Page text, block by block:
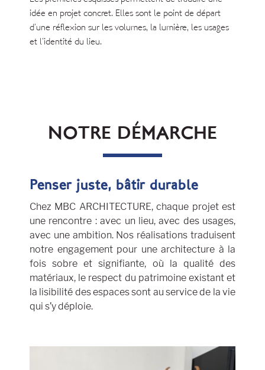
idée en projet concret. Elles sont le point de départ
d’une réflexion sur les volumes, la lumière, les usages
et l’identité du lieu.
NOTRE DÉMARCHE
Penser juste, bâtir durable
Chez MBC ARCHITECTURE, chaque projet est
une rencontre : avec un lieu, avec des usages,
avec une ambition. Nos réalisations traduisent
notre engagement pour une architecture à la
fois sobre et signifiante, où la qualité des
matériaux, le respect du patrimoine existant et
la lisibilité des espaces sont au service de la vie
qui s’y déploie.